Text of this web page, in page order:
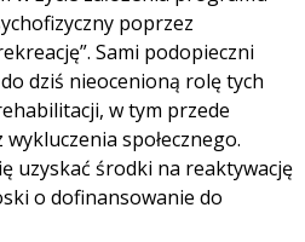
poprzez
Sami podopieczni
dziś nieocenioną rolę tych
w tym przede
społecznego.
uzyskać środki na reaktywację
o dofinansowanie do